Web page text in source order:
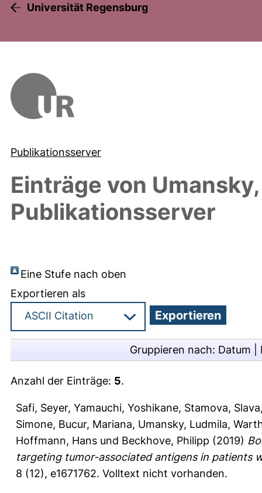
Universität Regensburg
Publikationsserver
Einträge von
Publikationsserver
Eine Stufe nach oben
Exportieren als
Gruppieren nach: Datum
Anzahl der Einträge: 5.
Safi, Seyer, Yamauchi, Yoshikane, Stamova, Slava
Simone, Bucur, Mariana, Umansky, Ludmila,
Hoffmann, Hans und Beckhove, Philipp (2019)
targeting tumor-associated antigens in patients
8 (12), e1671762. Volltext nicht vorhanden.